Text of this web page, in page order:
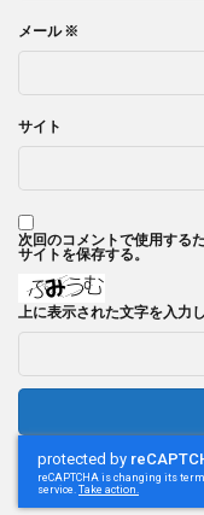
メール※
サイト
次回のコメントで使用する
サイトを保存する。
上に表示された文字を入力